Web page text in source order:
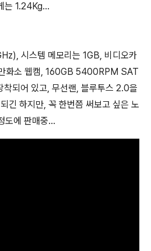
는 1.24Kg...
시스템 메모리는 1GB, 비디오카
화소 웹캠, 160GB 5400RPM SAT
착되어 있고, 무선랜, 블루투스 2.0을
긴 하지만, 꼭 한번쯤 써보고 싶은 노
도에 판매중...